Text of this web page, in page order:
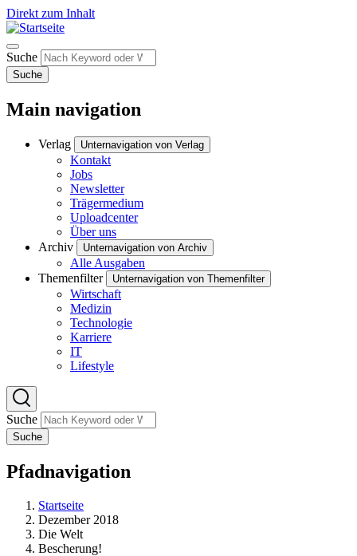
Direkt zum Inhalt
Suche
Suche
Main navigation
Verlag Unternavigation von Verlag
Kontakt
Jobs
Newsletter
Trägermedium
Uploadcenter
Über uns
Archiv
Unternavigation von Archiv
Alle Ausgaben
Themenfilter
Unternavigation von Themenfilter
Wirtschaft
Medizin
Technologie
Karriere
IT
Lifestyle
Suche
Suche
Pfadnavigation
Startseite
Dezember 2018
Die Welt
Bescherung!